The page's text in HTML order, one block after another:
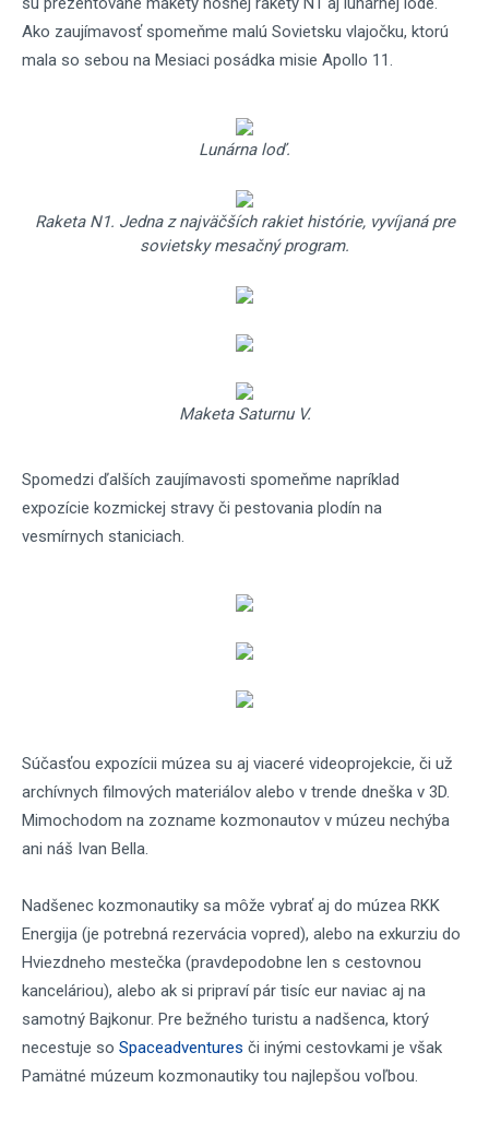
Ako zaujímavosť spomeňme malú Sovietsku vlajočku, ktorú
mala so sebou na Mesiaci posádka misie Apollo 11.
Lunárna loď.
Raketa N1. Jedna z najväčších rakiet histórie, vyvíjaná pre
sovietsky mesačný program.
Maketa Saturnu V.
Spomedzi ďalších zaujímavosti spomeňme napríklad
expozície kozmickej stravy či pestovania plodín na
vesmírnych staniciach.
Súčasťou expozícii múzea su aj viaceré videoprojekcie, či už
archívnych filmových materiálov alebo v trende dneška v 3D.
Mimochodom na zozname kozmonautov v múzeu nechýba
ani náš Ivan Bella.
Nadšenec kozmonautiky sa môže vybrať aj do múzea RKK
Energija (je potrebná rezervácia vopred), alebo na exkurziu do
Hviezdneho mestečka (pravdepodobne len s cestovnou
kanceláriou), alebo ak si pripraví pár tisíc eur naviac aj na
samotný Bajkonur. Pre bežného turistu a nadšenca, ktorý
necestuje so Spaceadventures či inými cestovkami je však
Pamätné múzeum kozmonautiky tou najlepšou voľbou.